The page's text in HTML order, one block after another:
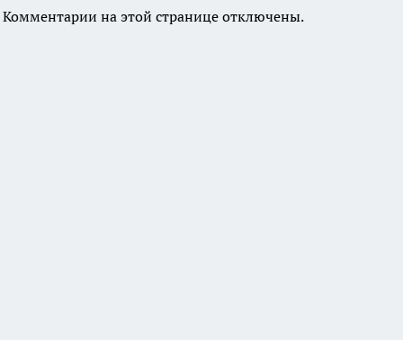
Комментарии на этой странице отключены.